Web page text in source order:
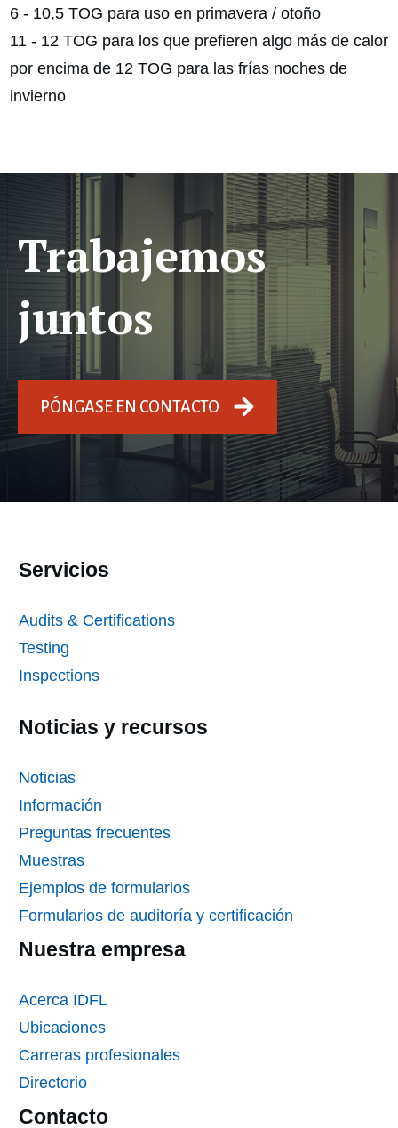
6 - 10,5 TOG para uso en primavera / otoño
11 - 12 TOG para los que prefieren algo más de calor
por encima de 12 TOG para las frías noches de
invierno
Trabajemos
juntos
PÓNGASE EN CONTACTO
Servicios
Audits & Certifications
Testing
Inspections
Noticias y recursos
Noticias
Información
Preguntas frecuentes
Muestras
Ejemplos de formularios
Formularios de auditoría y certificación
Nuestra empresa
Acerca IDFL
Ubicaciones
Carreras profesionales
Directorio
Contacto